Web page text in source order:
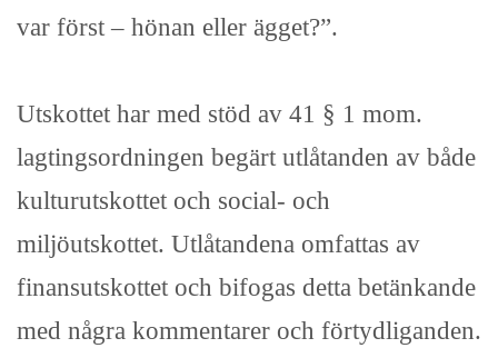
var först – hönan eller ägget?”.
Utskottet har med stöd av 41 § 1 mom.
lagtingsordningen begärt utlåtanden av både
kulturutskottet och social- och
miljöutskottet. Utlåtandena omfattas av
finansutskottet och bifogas detta betänkande
med några kommentarer och förtydliganden.